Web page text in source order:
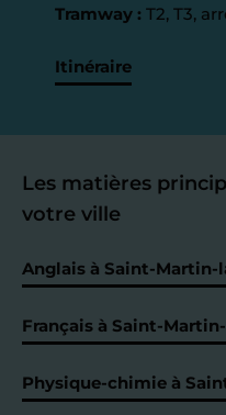
Tramway : T2, T3,
Itinéraire
Les matières
votre ville
Anglais à Saint-Martin-
Français à Saint-
Physique-chimie à